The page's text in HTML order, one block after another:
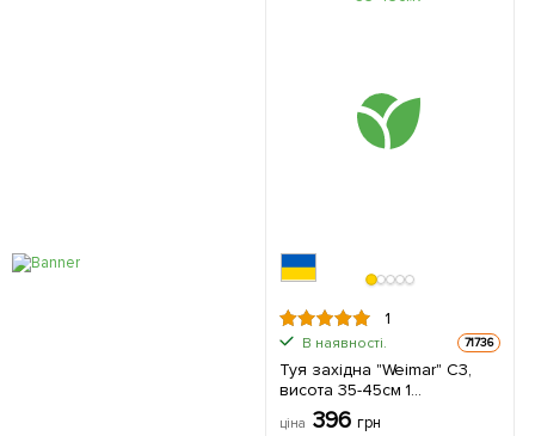
1
В наявності. 71736
Туя західна "Weimar" С3,
висота 35-45см 1
саджанець в упаковці
ціна 396 грн